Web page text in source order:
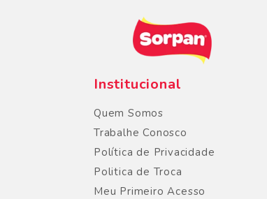
Institucional
Quem Somos
Trabalhe Conosco
Política de Privacidade
Politica de Troca
Meu Primeiro Acesso